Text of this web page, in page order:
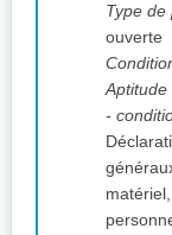
Type de
ouverte
Aptitude
-